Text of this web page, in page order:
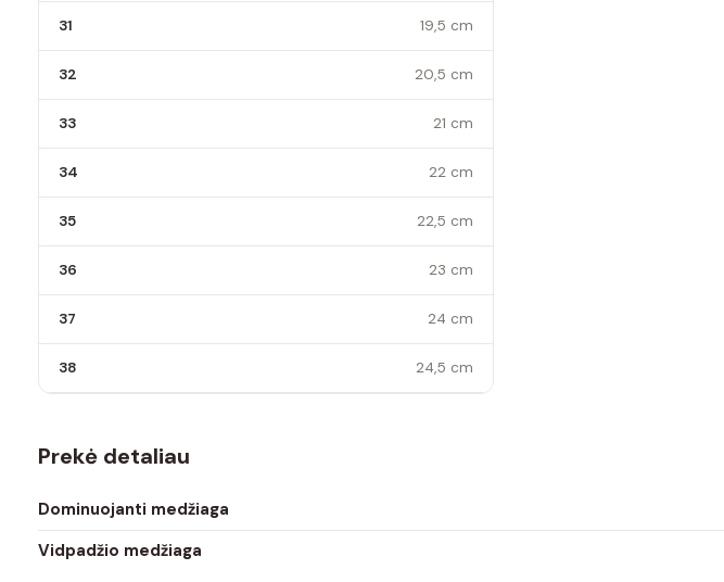
31 19,5 cm
32 20,5 cm
33 21 cm
34 22 cm
35 22,5 cm
36 23 cm
37 24 cm
38 24,5 cm
Prekė detaliau
Dominuojanti medžiaga
Vidpadžio medžiaga